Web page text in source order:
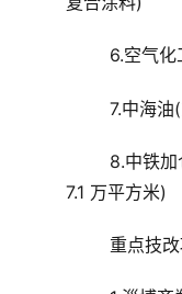
6.空气
7.中海油
8.中铁
7.1 万平方米)
重点技